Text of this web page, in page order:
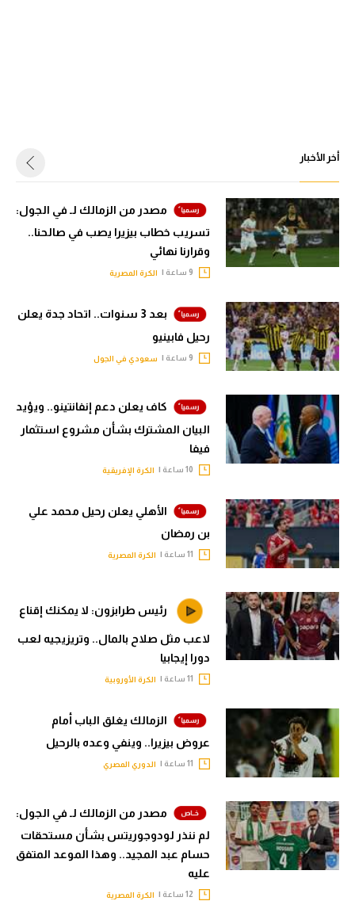
أخر الأخبار
مصدر من الزمالك لـ في الجول:
تسريب خطاب بيزيرا يصب في صالحنا..
وقرارنا نهائي
الكرة المصرية
بعد 3 سنوات.. اتحاد جدة يعلن
رحيل فابينيو
سعودي في الجول
كاف يعلن دعم إنفانتينو.. ويؤيد
البيان المشترك بشأن مشروع استثمار
فيفا
الكرة الإفريقية
الأهلي يعلن رحيل محمد علي
بن رمضان
الكرة المصرية
رئيس طرابزون: لا يمكنك إقناع
لاعب مثل صلاح بالمال.. وتريزيجيه لعب
دورا إيجابيا
الكرة الأوروبية
الزمالك يغلق الباب أمام
عروض بيزيرا.. وينفي وعده بالرحيل
الدوري المصري
مصدر من الزمالك لـ في الجول:
لم ننذر لودوجوريتس بشأن مستحقات
حسام عبد المجيد.. وهذا الموعد المتفق
عليه
الكرة المصرية